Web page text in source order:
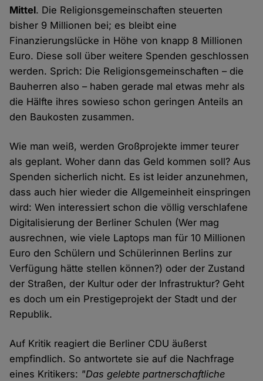
Mittel. Die Religionsgemeinschaften steuerten
bisher 9 Millionen bei; es bleibt eine
Finanzierungslücke in Höhe von knapp 8 Millionen
Euro. Diese soll über weitere Spenden geschlossen
werden. Sprich: Die Religionsgemeinschaften – die
Bauherren also – haben gerade mal etwas mehr als
die Hälfte ihres sowieso schon geringen Anteils an
den Baukosten zusammen.
Wie man weiß, werden Großprojekte immer teurer
als geplant. Woher dann das Geld kommen soll? Aus
Spenden sicherlich nicht. Es ist leider anzunehmen,
dass auch hier wieder die Allgemeinheit einspringen
wird: Wen interessiert schon die völlig verschlafene
Digitalisierung der Berliner Schulen (Wer mag
ausrechnen, wie viele Laptops man für 10 Millionen
Euro den Schülern und Schülerinnen Berlins zur
Verfügung hätte stellen können?) oder der Zustand
der Straßen, der Kultur oder der Infrastruktur? Geht
es doch um ein Prestigeprojekt der Stadt und der
Republik.
Auf Kritik reagiert die Berliner CDU äußerst
empfindlich. So antwortete sie auf die Nachfrage
eines Kritikers: "Das gelebte partnerschaftliche